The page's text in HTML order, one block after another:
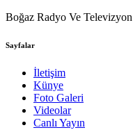
Boğaz Radyo Ve Televizyon
Sayfalar
İletişim
Künye
Foto Galeri
Videolar
Canlı Yayın